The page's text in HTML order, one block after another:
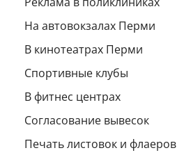
На автовокзалах Перми
В кинотеатрах Перми
Спортивные клубы
В фитнес центрах
Согласование вывесок
Печать листовок и флаеров